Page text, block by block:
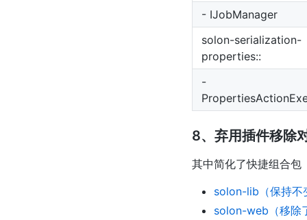
- IJobManager
solon-serialization-
properties::
-
8、弃用插件移除
其中简化了快捷组合包
solon-lib（保持不
solon-web（移